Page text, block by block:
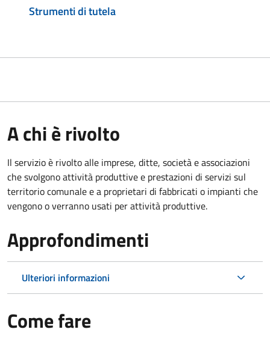
Strumenti di tutela
A chi è rivolto
Il servizio è rivolto alle imprese, ditte, società e associazioni
che svolgono attività produttive e prestazioni di servizi sul
territorio comunale e a proprietari di fabbricati o impianti che
vengono o verranno usati per attività produttive.
Approfondimenti
Ulteriori informazioni
Come fare